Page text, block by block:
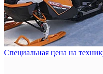
Специальная цена на